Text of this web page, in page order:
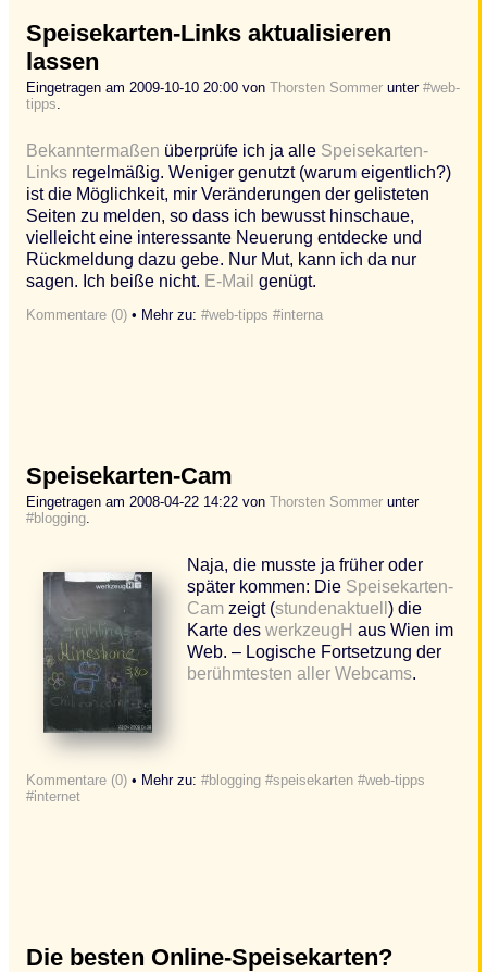
Speisekarten-Links aktualisieren
lassen
Eingetragen am 2009-10-10 20:00 von Thorsten Sommer unter #web-
tipps.
Bekanntermaßen überprüfe ich ja alle Speisekarten-
Links regelmäßig. Weniger genutzt (warum eigentlich?)
ist die Möglichkeit, mir Veränderungen der gelisteten
Seiten zu melden, so dass ich bewusst hinschaue,
vielleicht eine interessante Neuerung entdecke und
Rückmeldung dazu gebe. Nur Mut, kann ich da nur
sagen. Ich beiße nicht. E-Mail genügt.
Kommentare (0) • Mehr zu: #web-tipps #interna
Speisekarten-Cam
Eingetragen am 2008-04-22 14:22 von Thorsten Sommer unter
#blogging
Naja, die musste ja früher oder
später kommen: Die Speisekarten-
Cam zeigt (stundenaktuell ) die
Karte des werkzeugH aus Wien im
Web. – Logische Fortsetzung der
berühmtesten aller Webcams.
Kommentare (0) • Mehr zu: #blogging #speisekarten #web-tipps
#internet
Die besten Online-Speisekarten?